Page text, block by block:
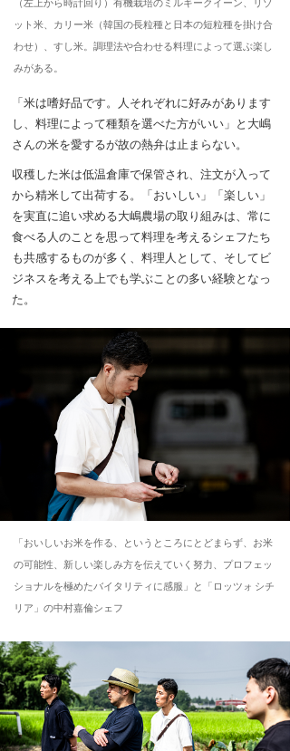
ット米、カリー米（韓国の長粒種と日本の短粒種を掛け合
わせ）、すし米。調理法や合わせる料理によって選ぶ楽し
みがある。
「米は嗜好品です。人それぞれに好みがあります
し、料理によって種類を選べた方がいい」と大嶋
さんの米を愛するが故の熱弁は止まらない。
収穫した米は低温倉庫で保管され、注文が入って
から精米して出荷する。「おいしい」「楽しい」
を実直に追い求める大嶋農場の取り組みは、常に
食べる人のことを思って料理を考えるシェフたち
も共感するものが多く、料理人として、そしてビ
ジネスを考える上でも学ぶことの多い経験となっ
た。
「おいしいお米を作る、というところにとどまらず、お米
の可能性、新しい楽しみ方を伝えていく努力、プロフェッ
ショナルを極めたバイタリティに感服」と「ロッツォ シチ
リア」の中村嘉倫シェフ